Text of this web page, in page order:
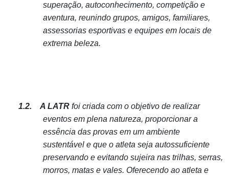
superação, autoconhecimento, competição e
aventura, reunindo grupos, amigos, familiares,
assessorias esportivas e equipes em locais de
extrema beleza.
1.2. A LATR foi criada com o objetivo de realizar
eventos em plena natureza, proporcionar a
essência das provas em um ambiente
sustentável e que o atleta seja autossuficiente
preservando e evitando sujeira nas trilhas, serras,
morros, matas e vales. Oferecendo ao atleta e